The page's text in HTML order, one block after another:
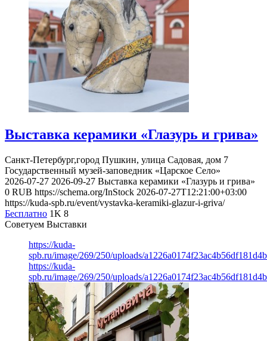
Выставка керамики «Глазурь и грива»
Санкт-Петербург,город Пушкин, улица Садовая, дом 7
Государственный музей-заповедник «Царское Село»
2026-07-27 2026-09-27 Выставка керамики «Глазурь и грива»
0 RUB https://schema.org/InStock 2026-07-27T12:21:00+03:00
https://kuda-spb.ru/event/vystavka-keramiki-glazur-i-griva/
Бесплатно 1K 8
Советуем Выставки
https://kuda-
spb.ru/image/269/250/uploads/
https://kuda-
spb.ru/image/269/250/uploads/